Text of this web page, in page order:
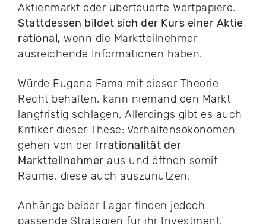
Aktienmarkt oder überteuerte Wertpapiere.
Stattdessen bildet sich der Kurs einer Aktie
rational, wenn die Marktteilnehmer
ausreichende Informationen haben.
Würde Eugene Fama mit dieser Theorie
Recht behalten, kann niemand den Markt
langfristig schlagen. Allerdings gibt es auch
Kritiker dieser These: Verhaltensökonomen
gehen von der Irrationalität der
Marktteilnehmer aus und öffnen somit
Räume, diese auch auszunutzen.
Anhänge beider Lager finden jedoch
passende Strategien für ihr Investment.